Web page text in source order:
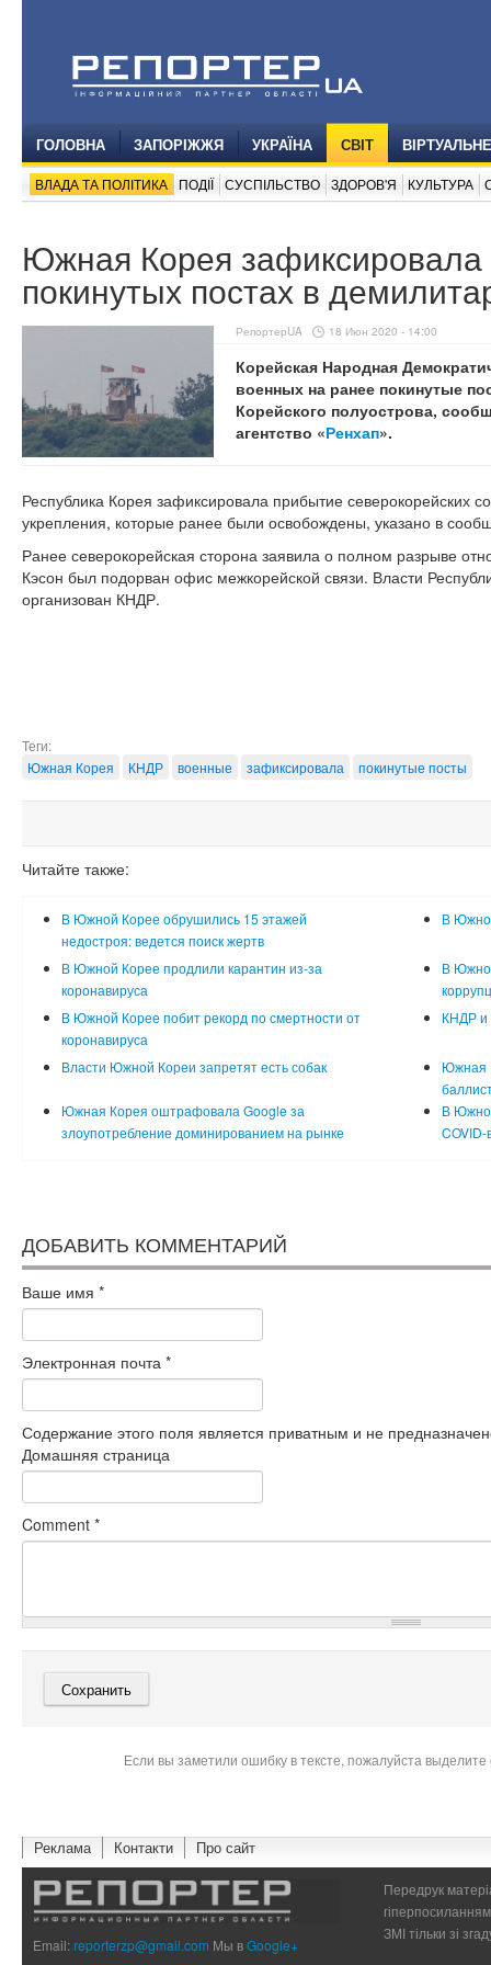
ГОЛОВНА ЗАПОРІЖЖЯ УКРАЇНА СВІТ
ВЛАДА ТА ПОЛІТИКА ПОДІЇ СУСПІЛЬСТВО ЗДОРОВ'Я КУЛЬТУРА
Южная Корея
покинутых постах в
РепортерUA 18 Июн 2020 - 14:00
Корейская Народная
военных на ранее покинутые
Корейского полуострова,
агентство «Ренхап».
Республика Корея зафиксировала прибытие северокорейских
укрепления, которые ранее были освобождены, указано в
Ранее северокорейская сторона заявила о полном разрыве
Кэсон был подорван офис межкорейской связи. Власти
организован КНДР.
Теги:
Южная Корея
КНДР военные зафиксировала покинутые посты
Читайте также:
В Южной Корее обрушились 15 этажей
недостроя: ведется поиск жертв
В
В Южной Корее продлили карантин из-за
коронавируса
В
В Южной Корее побит рекорд по смертности от
коронавируса
КНДР и
Власти Южной Кореи запретят есть собак
Южная
Южная Корея оштрафовала Google за
злоупотребление доминированием на рынке
В
ДОБАВИТЬ КОММЕНТАРИЙ
Ваше имя *
Электронная почта *
Содержание этого поля является приватным и не
Домашняя страница
Comment *
Если вы заметили ошибку в тексте, пожалуйста
Реклама Контакти Про сайт
Email:reporterzp@gmail.com Мы вGoogle+
Передрук
ЗМІ тільки зі